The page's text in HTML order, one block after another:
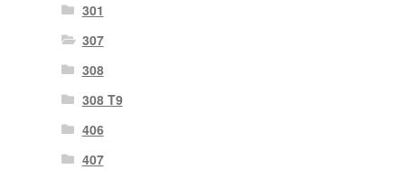
301
307
308
308 T9
406
407